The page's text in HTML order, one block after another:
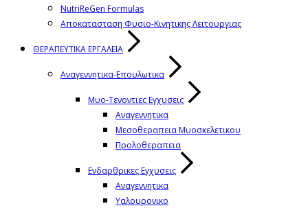
NutriReGen Formulas
Αποκατασταση Φυσιο-Κινητικης Λειτουργιας
ΘΕΡΑΠΕΥΤΙΚΑ ΕΡΓΑΛΕΙΑ
Αναγεννητικα-Επουλωτικα
Μυο-Τενοντιες Εγχυσεις
Αναγεννητικα
Μεσοθεραπεια Μυοσκελετικου
Προλοθεραπεια
Ενδαρθρικες Εγχυσεις
Αναγεννητικα
Υαλουρονικο